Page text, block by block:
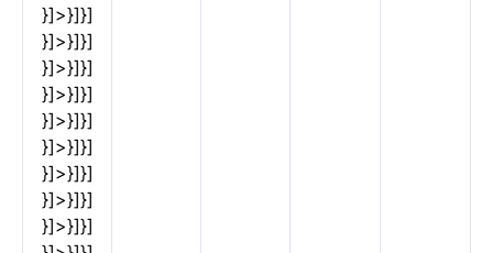
}]>}]}]
}]>}]}]
}]>}]}]
}]>}]}]
}]>}]}]
}]>}]}]
}]>}]}]
}]>}]}]
}]>}]}]